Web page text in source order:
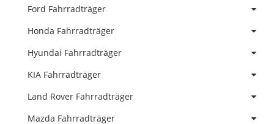
Ford Fahrradträger
Honda Fahrradträger
Hyundai Fahrradträger
KIA Fahrradträger
Land Rover Fahrradträger
Mazda Fahrradträger